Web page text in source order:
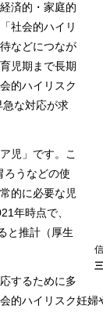
済的・家庭的
社会的ハイリ
などにつなが
児期まで長期
的ハイリスク
な対応が求
児」です。こ
ろうなどの使
的に必要な児
年時点で、
と推計（厚生
するために多
的ハイリスク妊